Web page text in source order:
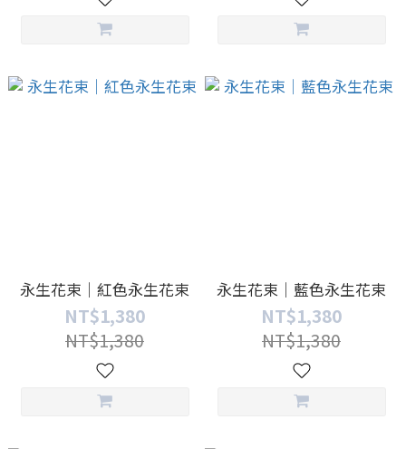
永生花束｜紅色永生花束
NT$1,380
NT$1,380
永生花束｜藍色永生花束
NT$1,380
NT$1,380